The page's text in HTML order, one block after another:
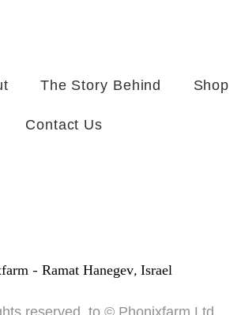
The Story Behind Shop
Contact Us
- Ramat Hanegev, Israel